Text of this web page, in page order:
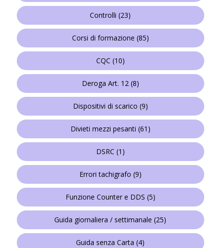
Controlli (23)
Corsi di formazione (85)
CQC (10)
Deroga Art. 12 (8)
Dispositivi di scarico (9)
Divieti mezzi pesanti (61)
DSRC (1)
Errori tachigrafo (9)
Funzione Counter e DDS (5)
Guida giornaliera / settimanale (25)
Guida senza Carta (4)